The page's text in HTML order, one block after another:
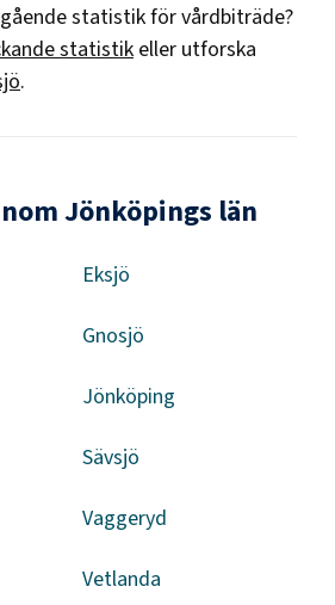
statistik förvårdbiträde?
statistik eller utforska
.
Jönköpings län
Eksjö
Gnosjö
Jönköping
Sävsjö
Vaggeryd
Vetlanda